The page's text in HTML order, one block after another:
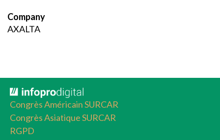
Company
AXALTA
Congrès Américain SURCAR
Congrès Asiatique SURCAR
RGPD